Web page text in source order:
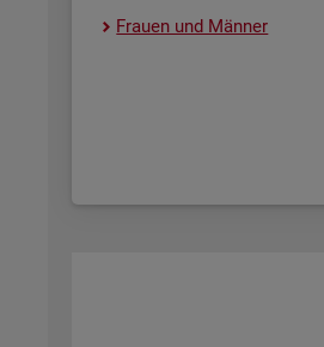
Frau­en und Män­ner